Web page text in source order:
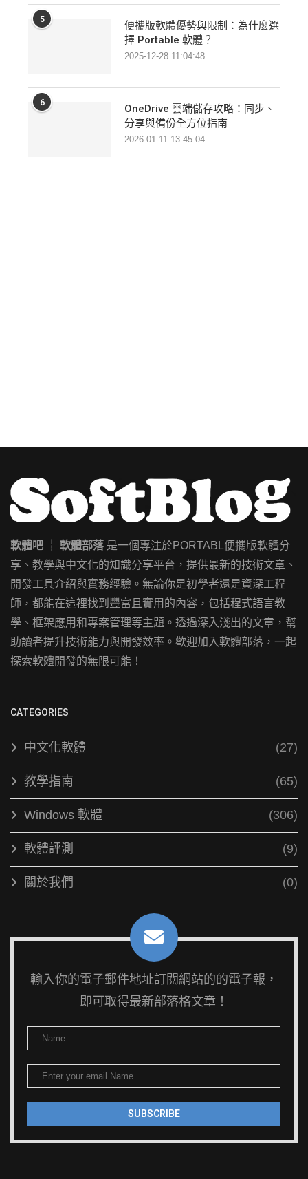
5
便攜版軟體優勢與限制：為什麼選
擇 Portable 軟體？
2025-12-28 11:04:48
6
OneDrive 雲端儲存攻略：同步、
分享與備份全方位指南
2026-01-11 13:45:04
軟體吧 ┊ 軟體部落是一個專注於PORTABL便攜版軟體分
享、教學與中文化的知識分享平台，提供最新的技術文章、
開發工具介紹與實務經驗。無論你是初學者還是資深工程
師，都能在這裡找到豐富且實用的內容，包括程式語言教
學、框架應用和專案管理等主題。透過深入淺出的文章，幫
助讀者提升技術能力與開發效率。歡迎加入軟體部落，一起
探索軟體開發的無限可能！
CATEGORIES
中文化軟體 (27)
教學指南 (65)
Windows 軟體 (306)
軟體評測 (9)
關於我們 (0)
輸入你的電子郵件地址訂閱網站的的電子報，
即可取得最新部落格文章！